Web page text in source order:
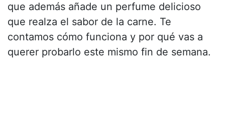
que además añade un perfume delicioso
que realza el sabor de la carne. Te
contamos cómo funciona y por qué vas a
querer probarlo este mismo fin de semana.